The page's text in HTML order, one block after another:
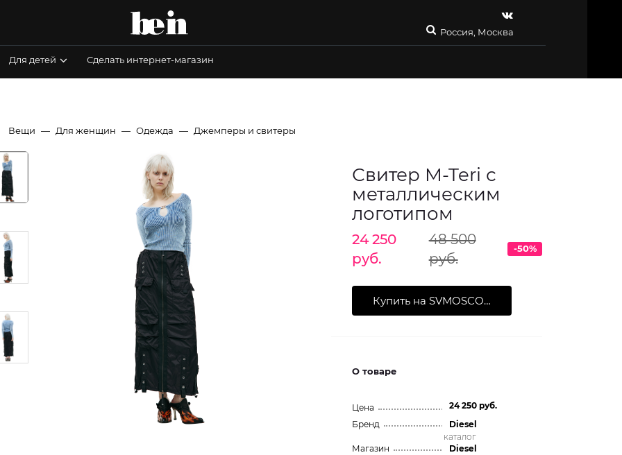
Россия, Москва
Для детей Сделать интернет-магазин
Вещи Для женщин Одежда Джемперы и свитеры
Свитер M-Teri с
металлическим
логотипом
24 250
руб.
48 500
руб.
-50%
Купить на SVMOSCOW
О товаре
Цена
24 250 руб.
Бренд
Diesel
каталог
Магазин
Diesel